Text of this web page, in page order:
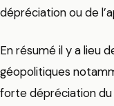
dépréciation ou de
En résumé il y a lieu
géopolitiques
forte dépréciation du